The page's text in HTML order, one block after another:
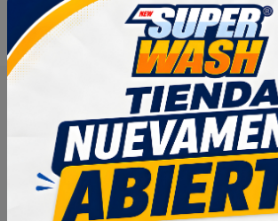
Sobre Nosotros
Super Wash, nos especializamos
limpieza innovadores y de alta calidad,
más fácil y eficiente el cuidado del
Nuestro compromiso es ofrecer